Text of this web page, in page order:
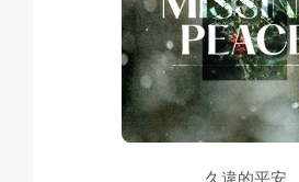
久違的平安